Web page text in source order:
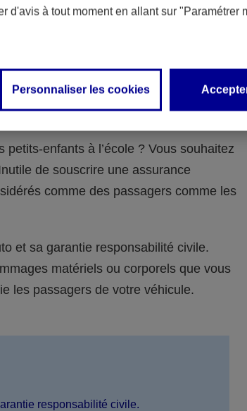
pour votre famille.
accident de voiture avec vos
petits-enfants à l’école ? Vous souhaitez
de souscrire une assurance
comme des passagers comme les
et sa garantie responsabilité civile.
matériels ou corporels que vous
les passagers de votre véhicule.
responsabilité civile.
d'avis à tout moment en allant sur "Paramétrer
Personnaliser les cookies